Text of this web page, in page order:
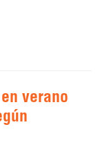
verano